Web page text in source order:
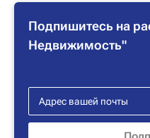
Подпишитесь на
Недвижимость"